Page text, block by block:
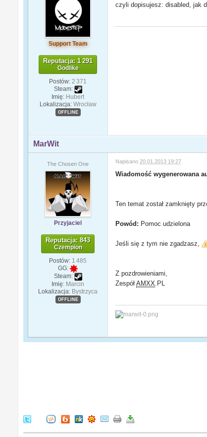
Support Team
Reputacja: 1 291
Godlike
Postów: 2 371
Steam:
Imię: Hubert
Lokalizacja: Wrocław
OFFLINE
czyli dopisujesz: disabled, jak
MarWit
The Chosen One
Przyjaciel
Reputacja: 843
Czempion
Postów: 1 485
GG:
Steam:
Imię: Marcin
Lokalizacja: Bystrzyca
OFFLINE
Napisano 20.01.2013 19:27
Wiadomość wygenerowana
Ten temat został zamknięty
Powód: Pomoc udzielona
Jeśli się z tym nie zgadzasz,
Z pozdrowieniami,
ZespółAMXX .PL